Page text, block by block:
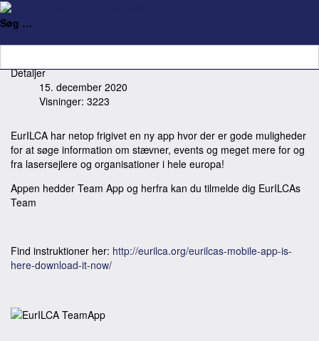
Søg …
Ny App fra EurILCA
Detaljer
15. december 2020
Visninger: 3223
EurILCA har netop frigivet en ny app hvor der er gode muligheder
for at søge information om stævner, events og meget mere for og
fra lasersejlere og organisationer i hele europa!
Appen hedder Team App og herfra kan du tilmelde dig EurILCAs
Team
Find instruktioner her: http://eurilca.org/eurilcas-mobile-app-is-
here-download-it-now/